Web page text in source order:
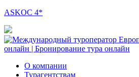
ASKOC 4*
О компании
Турагентствам